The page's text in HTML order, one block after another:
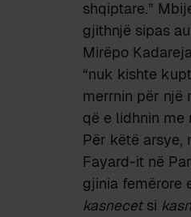
shqiptare.”
gjithnjë sipas
Mirëpo
“nuk kishte
merrnin për një
që e lidhnin me
Për këtë arsye,
Fayard-it në
gjinia femërore
kasnecetsi